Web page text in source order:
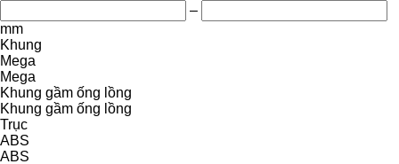
–
mm
Khung
Mega
Mega
Khung gầm ống lồng
Khung gầm ống lồng
Trục
ABS
ABS